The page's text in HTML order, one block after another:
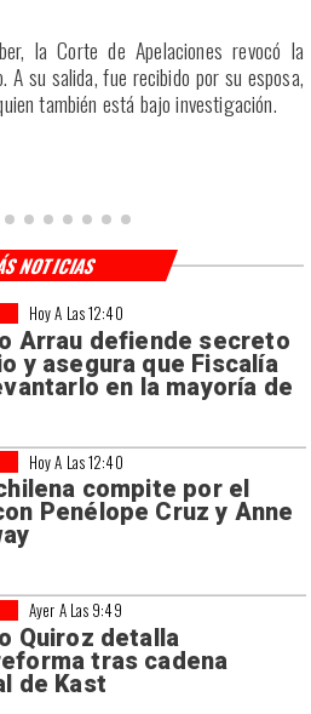
la Corte de Apelaciones revocó la
A su salida, fue recibido por su esposa,
también está bajo investigación.
Hoy A Las 12:40
Arrau defiende secreto
y asegura que Fiscalía
en la mayoría de
Hoy A Las 12:40
compite por el
Penélope Cruz y Anne
Ayer A Las 9:49
Quiroz detalla
tras cadena
de Kast
NOTICIAS